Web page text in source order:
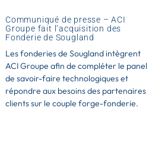
Communiqué de presse – ACI
Groupe fait l’acquisition des
Fonderie de Sougland
Les fonderies de Sougland intègrent
ACI Groupe afin de compléter le panel
de savoir-faire technologiques et
répondre aux besoins des partenaires
clients sur le couple forge-fonderie.